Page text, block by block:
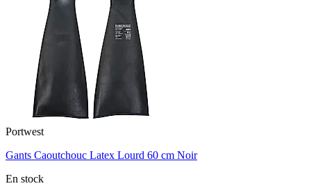
Portwest
Gants Caoutchouc Latex Lourd 60 cm Noir
En stock